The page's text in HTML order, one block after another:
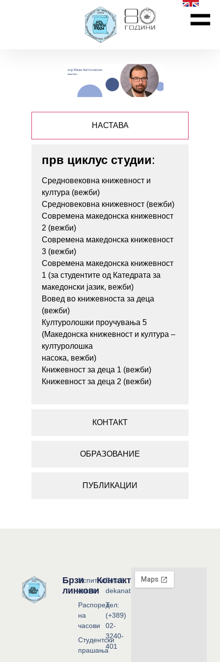
НАСТАВА
КОНТАКТ
ОБРАЗОВАНИЕ
ПУБЛИКАЦИИ
прв циклус студии:
Средновековна книжевност и
култура (вежби)
Средновековна книжевност (вежби)
Современа македонска книжевност
2 (вежби)
Современа македонска книжевност
3 (вежби)
Современа македонска книжевност
1 (за студентите од Катедрата за
македонски јазик, вежби)
Вовед во книжевноста за деца
(вежби)
Културолошки проучувања 5
(Македонска книжевност и култура –
културолошка
насока, вежби)
Книжевност за деца 1 (вежби)
Книжевност за деца 2 (вежби)
Брзи
линкови
Испитни
сесии
Распоред
на
часови
Студентски
прашања
Контакт
Email:
dekanat@flf.ukim.edu.mk
Тел:
(+389)
02-
3240-
401